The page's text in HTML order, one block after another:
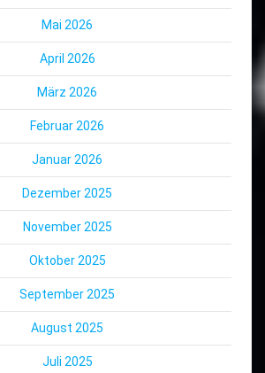
Mai 2026
April 2026
März 2026
Februar 2026
Januar 2026
Dezember 2025
November 2025
Oktober 2025
September 2025
August 2025
Juli 2025